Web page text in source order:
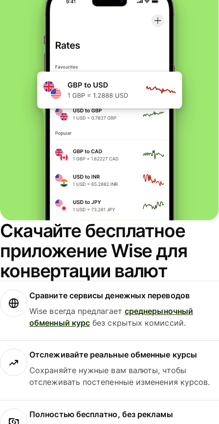
Скачайте бесплатное
приложение Wise для
конвертации валют
Сравните сервисы денежных переводов
Wise всегда предлагает среднерыночный
обменный курс без скрытых комиссий.
Отслеживайте реальные обменные курсы
Сохраняйте нужные вам валюты, чтобы
отслеживать постепенные изменения курсов.
Полностью бесплатно, без рекламы